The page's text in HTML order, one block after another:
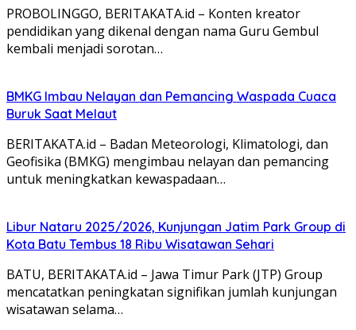
PROBOLINGGO, BERITAKATA.id – Konten kreator
pendidikan yang dikenal dengan nama Guru Gembul
kembali menjadi sorotan…
BMKG Imbau Nelayan dan Pemancing Waspada Cuaca
Buruk Saat Melaut
BERITAKATA.id – Badan Meteorologi, Klimatologi, dan
Geofisika (BMKG) mengimbau nelayan dan pemancing
untuk meningkatkan kewaspadaan…
Libur Nataru 2025/2026, Kunjungan Jatim Park Group di
Kota Batu Tembus 18 Ribu Wisatawan Sehari
BATU, BERITAKATA.id – Jawa Timur Park (JTP) Group
mencatatkan peningkatan signifikan jumlah kunjungan
wisatawan selama…